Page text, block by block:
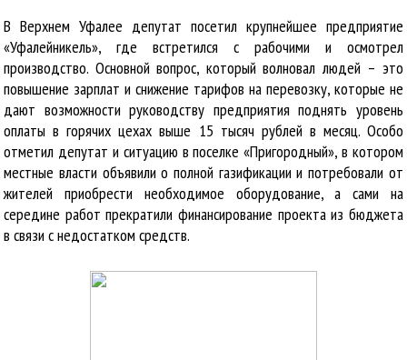
В Верхнем Уфалее депутат посетил крупнейшее предприятие
«Уфалейникель», где встретился с рабочими и осмотрел
производство. Основной вопрос, который волновал людей – это
повышение зарплат и снижение тарифов на перевозку, которые не
дают возможности руководству предприятия поднять уровень
оплаты в горячих цехах выше 15 тысяч рублей в месяц. Особо
отметил депутат и ситуацию в поселке «Пригородный», в котором
местные власти объявили о полной газификации и потребовали от
жителей приобрести необходимое оборудование, а сами на
середине работ прекратили финансирование проекта из бюджета
в связи с недостатком средств.